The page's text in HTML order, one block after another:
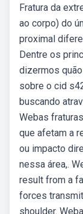
Fratura da
ao corpo) do
proximal
Dentre os
dizermos
sobre o cid
buscando
Webas
que afetam a
ou impacto
nessa área,.
result from a
forces
shoulder.